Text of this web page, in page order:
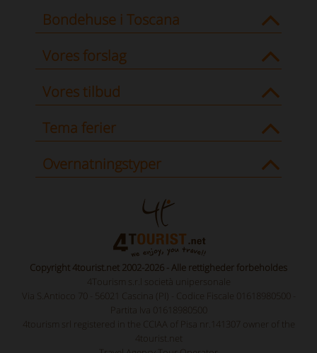
Bondehuse i Toscana
Vores forslag
Vores tilbud
Tema ferier
Overnatningstyper
Copyright 4tourist.net 2002-2026 - Alle rettigheder forbeholdes
4Tourism s.r.l società unipersonale
Via S.Antioco 70 - 56021 Cascina (PI) - Codice Fiscale 01618980500 -
Partita Iva 01618980500
4tourism srl registered in the CCIAA of Pisa nr.141307 owner of the
4tourist.net